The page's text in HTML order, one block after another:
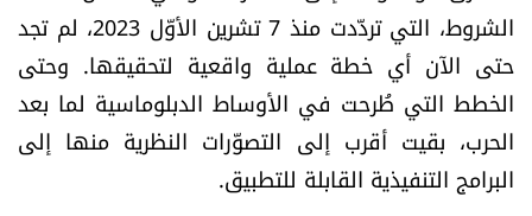
شروط الاستخدام
شروط الإشتراك
Digital solutions by
الشروط، التي تردّدت منذ 7 تشرين الأوّل 2023، لم تجد
حتى الآن أي خطة عملية واقعية لتحقيقها. وحتى
الخطط التي طُرحت في الأوساط الدبلوماسية لما بعد
الحرب، بقيت أقرب إلى التصوّرات النظرية منها إلى
البرامج التنفيذية القابلة للتطبيق.